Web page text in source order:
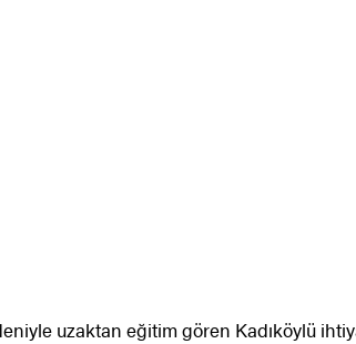
uzaktan eğitim gören Kadıköylü